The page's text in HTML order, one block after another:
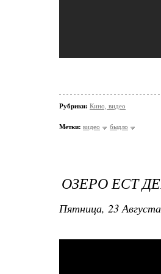
Рубрики: Кино, видео
Метки: видео быдло
ОЗЕРО ЕСТ
Пятница, 23